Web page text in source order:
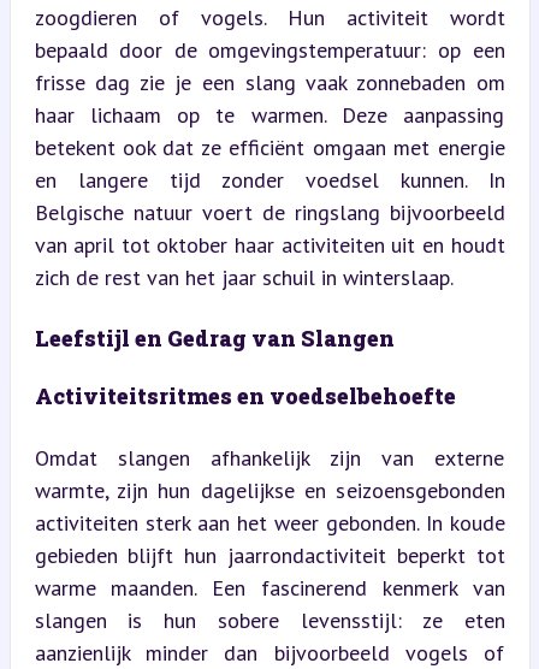
zoogdieren of vogels. Hun activiteit wordt
bepaald door de omgevingstemperatuur: op een
frisse dag zie je een slang vaak zonnebaden om
haar lichaam op te warmen. Deze aanpassing
betekent ook dat ze efficiënt omgaan met energie
en langere tijd zonder voedsel kunnen. In
Belgische natuur voert de ringslang bijvoorbeeld
van april tot oktober haar activiteiten uit en houdt
zich de rest van het jaar schuil in winterslaap.
Leefstijl en Gedrag van Slangen
Activiteitsritmes en voedselbehoefte
Omdat slangen afhankelijk zijn van externe
warmte, zijn hun dagelijkse en seizoensgebonden
activiteiten sterk aan het weer gebonden. In koude
gebieden blijft hun jaarrondactiviteit beperkt tot
warme maanden. Een fascinerend kenmerk van
slangen is hun sobere levensstijl: ze eten
aanzienlijk minder dan bijvoorbeeld vogels of